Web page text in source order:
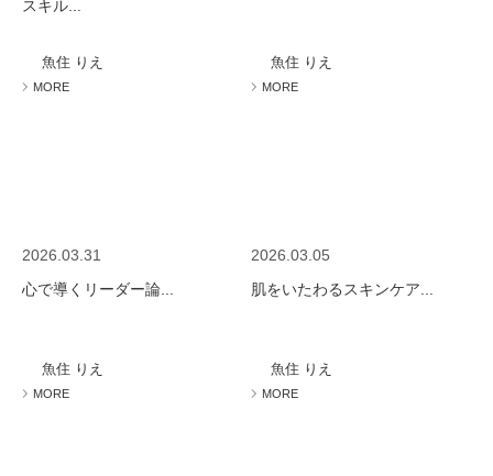
スキル...
魚住 りえ
MORE
魚住 りえ
MORE
2026.03.31
心で導くリーダー論...
魚住 りえ
MORE
2026.03.05
肌をいたわるスキンケア...
魚住 りえ
MORE